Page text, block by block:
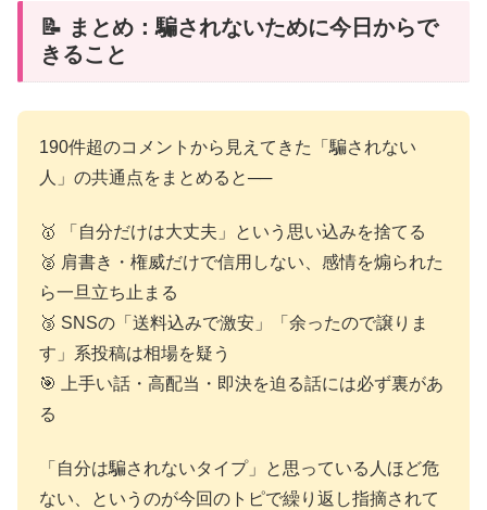
📝 まとめ：騙されないために今日からで
きること
190件超のコメントから見えてきた「騙されない
人」の共通点をまとめると──
🥇 「自分だけは大丈夫」という思い込みを捨てる
🥈 肩書き・権威だけで信用しない、感情を煽られた
ら一旦立ち止まる
🥉 SNSの「送料込みで激安」「余ったので譲りま
す」系投稿は相場を疑う
🎯 上手い話・高配当・即決を迫る話には必ず裏があ
る
「自分は騙されないタイプ」と思っている人ほど危
ない、というのが今回のトピで繰り返し指摘されて